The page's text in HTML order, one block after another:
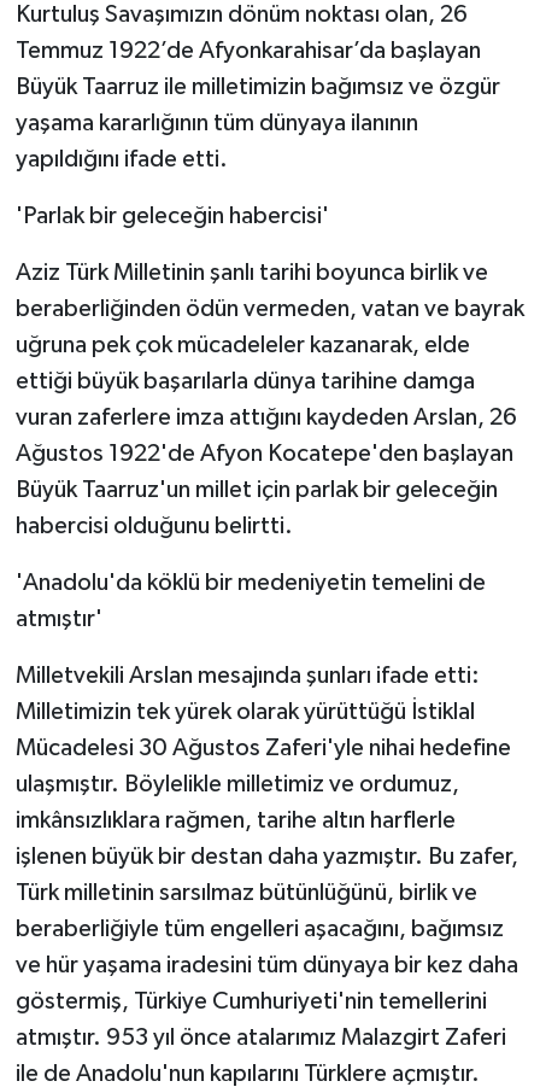
Kurtuluş Savaşımızın dönüm noktası olan, 26
Temmuz 1922’de Afyonkarahisar’da başlayan
Büyük Taarruz ile milletimizin bağımsız ve özgür
yaşama kararlığının tüm dünyaya ilanının
yapıldığını ifade etti.
'Parlak bir geleceğin habercisi'
Aziz Türk Milletinin şanlı tarihi boyunca birlik ve
beraberliğinden ödün vermeden, vatan ve bayrak
uğruna pek çok mücadeleler kazanarak, elde
ettiği büyük başarılarla dünya tarihine damga
vuran zaferlere imza attığını kaydeden Arslan, 26
Ağustos 1922'de Afyon Kocatepe'den başlayan
Büyük Taarruz'un millet için parlak bir geleceğin
habercisi olduğunu belirtti.
'Anadolu'da köklü bir medeniyetin temelini de
atmıştır'
Milletvekili Arslan mesajında şunları ifade etti:
Milletimizin tek yürek olarak yürüttüğü İstiklal
Mücadelesi 30 Ağustos Zaferi'yle nihai hedefine
ulaşmıştır. Böylelikle milletimiz ve ordumuz,
imkânsızlıklara rağmen, tarihe altın harflerle
işlenen büyük bir destan daha yazmıştır. Bu zafer,
Türk milletinin sarsılmaz bütünlüğünü, birlik ve
beraberliğiyle tüm engelleri aşacağını, bağımsız
ve hür yaşama iradesini tüm dünyaya bir kez daha
göstermiş, Türkiye Cumhuriyeti'nin temellerini
atmıştır. 953 yıl önce atalarımız Malazgirt Zaferi
ile de Anadolu'nun kapılarını Türklere açmıştır.